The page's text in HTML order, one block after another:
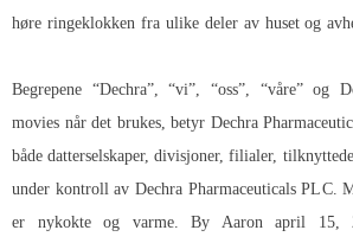
høre ringeklokken fra ulike deler av huset og
Begrepene “Dechra”, “vi”, “oss”, “våre” og
movies når det brukes, betyr Dechra
både datterselskaper, divisjoner, filialer,
under kontroll av Dechra Pharmaceuticals PLC.
er nykokte og varme. By Aaron april 15,